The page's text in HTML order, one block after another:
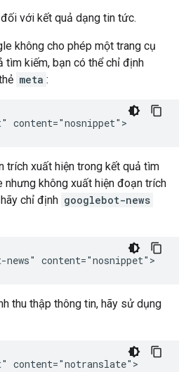
với kết quả dạng tin tức.
không cho phép một trang cụ
tìm kiếm, bạn có thể chỉ định
meta :
content="nosnippet">
trích xuất hiện trong kết quả tìm
nhưng không xuất hiện đoạn trích
chỉ định googlebot-news
news" content="nosnippet">
thu thập thông tin, hãy sử dụng
content="notranslate">